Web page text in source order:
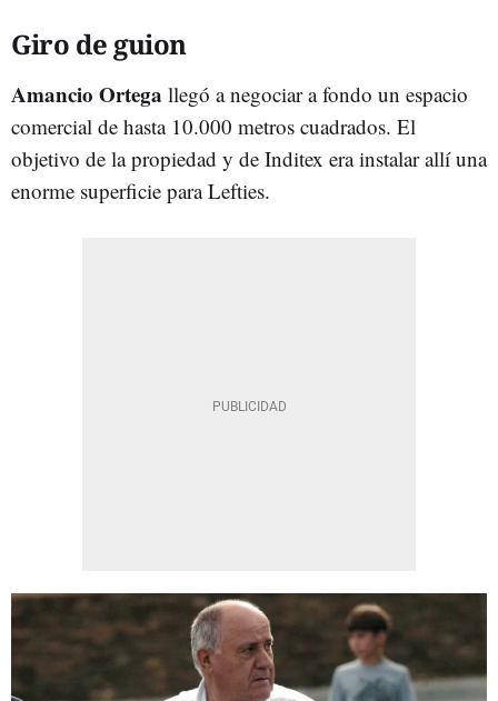
Giro de guion
Amancio Ortega llegó a negociar a fondo un espacio
comercial de hasta 10.000 metros cuadrados. El
objetivo de la propiedad y de Inditex era instalar allí una
enorme superficie para Lefties.